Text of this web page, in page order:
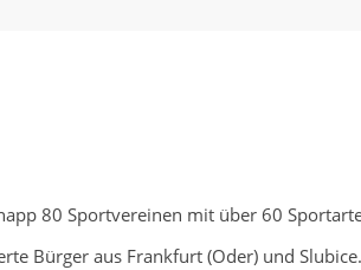
80 Sportvereinen mit über 60
Bürger aus Frankfurt (Oder) und